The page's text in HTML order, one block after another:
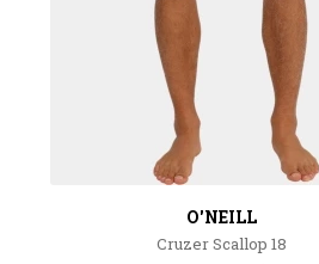
O'NEILL
Cruzer Scallop 18